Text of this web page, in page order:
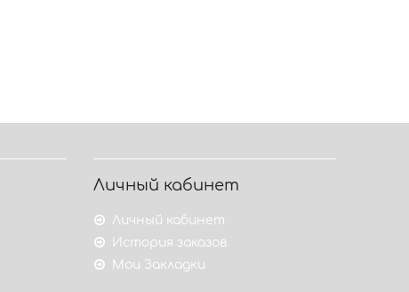
Личный кабинет
Личный кабинет
История заказов
Мои Закладки